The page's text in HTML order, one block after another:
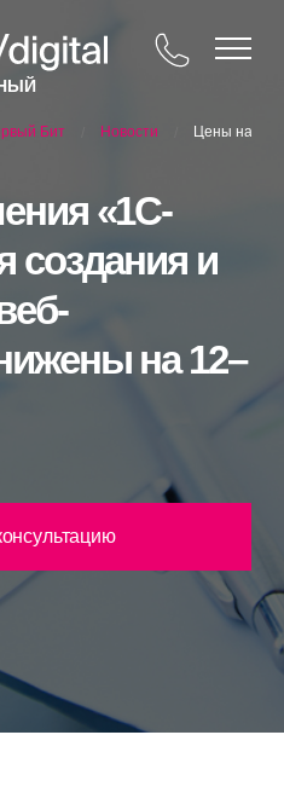
Бит Новости Цены на
«1С-
создания и
на 12–